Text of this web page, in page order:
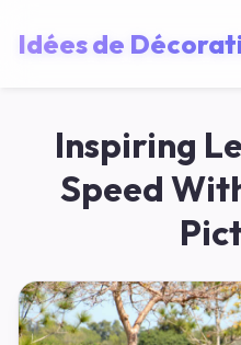
Idées de
Inspiring
Speed